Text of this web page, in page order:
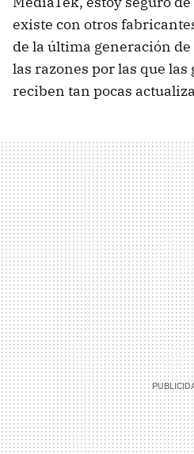
existe con otros
de la última generación de
las razones por las que las
reciben tan pocas